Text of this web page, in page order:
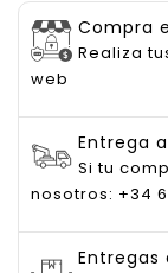
Compra
Realiza
web
Entrega
Si tu
nosotros: +34
Entregas